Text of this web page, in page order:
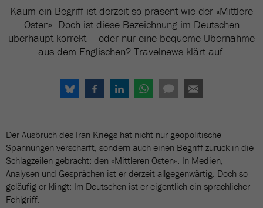
Kaum ein Begriff ist derzeit so präsent wie der «Mittlere
Osten». Doch ist diese Bezeichnung im Deutschen
überhaupt korrekt – oder nur eine bequeme Übernahme
aus dem Englischen? Travelnews klärt auf.
Der Ausbruch des Iran-Kriegs hat nicht nur geopolitische
Spannungen verschärft, sondern auch einen Begriff zurück in die
Schlagzeilen gebracht: den «Mittleren Osten». In Medien,
Analysen und Gesprächen ist er derzeit allgegenwärtig. Doch so
geläufig er klingt: Im Deutschen ist er eigentlich ein sprachlicher
Fehlgriff.